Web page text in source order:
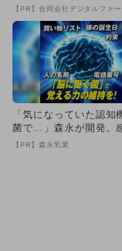
【PR】合同会社デジタルファ
「気になっていた認知
菌で…」森永が開発。
70代続出
【PR】森永乳業